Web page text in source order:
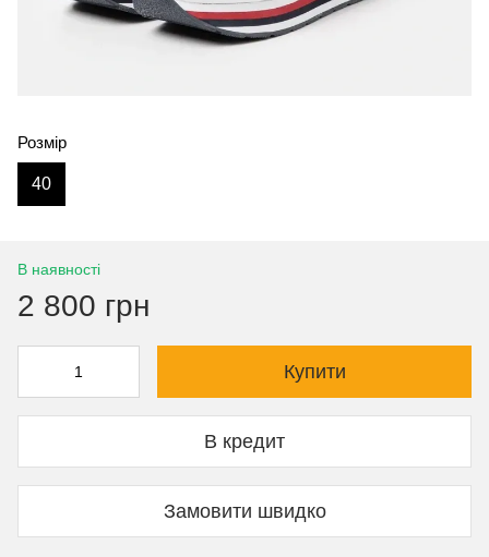
Розмір
40
В наявності
2 800 грн
Купити
В кредит
Замовити швидко